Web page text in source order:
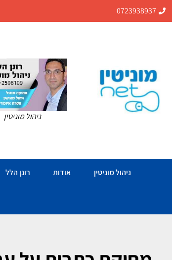
0723938937
ניהול מוניטין
ניהול מוניטין אודות רונן הלל